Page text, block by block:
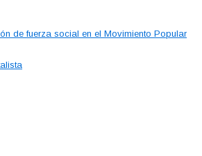
de fuerza social en el Movimiento Popular